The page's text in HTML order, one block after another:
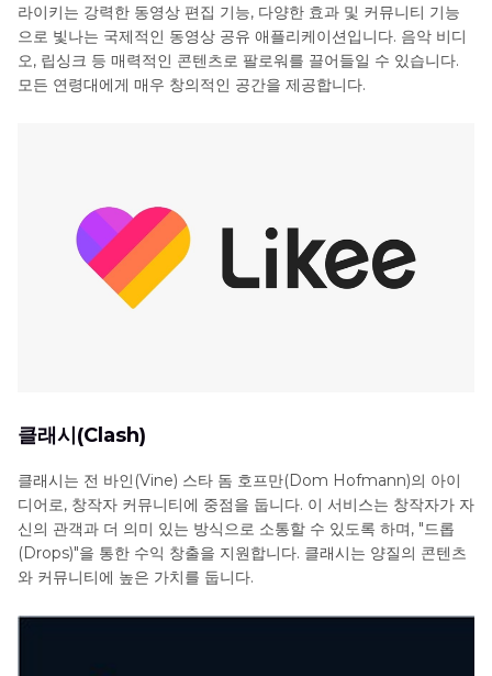
라이키는 강력한 동영상 편집 기능, 다양한 효과 및 커뮤니티 기능
으로 빛나는 국제적인 동영상 공유 애플리케이션입니다. 음악 비디
오, 립싱크 등 매력적인 콘텐츠로 팔로워를 끌어들일 수 있습니다.
모든 연령대에게 매우 창의적인 공간을 제공합니다.
클래시(Clash)
클래시는 전 바인(Vine) 스타 돔 호프만(Dom Hofmann)의 아이
디어로, 창작자 커뮤니티에 중점을 둡니다. 이 서비스는 창작자가 자
신의 관객과 더 의미 있는 방식으로 소통할 수 있도록 하며, "드롭
(Drops)"을 통한 수익 창출을 지원합니다. 클래시는 양질의 콘텐츠
와 커뮤니티에 높은 가치를 둡니다.